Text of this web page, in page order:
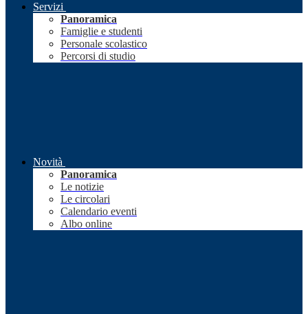
Servizi
Panoramica
Famiglie e studenti
Personale scolastico
Percorsi di studio
Novità
Panoramica
Le notizie
Le circolari
Calendario eventi
Albo online